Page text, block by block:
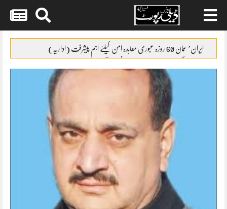
contentایران’ عمان 60 روزہ عبوری معاہدہ امن کیلئے اہم پیشرفت (اداریہ)
ایس ایس سی امتحانات 2026ء کا شیڈول جاری
پنشن فنڈز کی سرمایہ کاری سے خزانے کو نقصان پہنچانے کے معاملے کی
گندم آٹے کا بحران تیل سے بھی بڑا ہو چکا ہے